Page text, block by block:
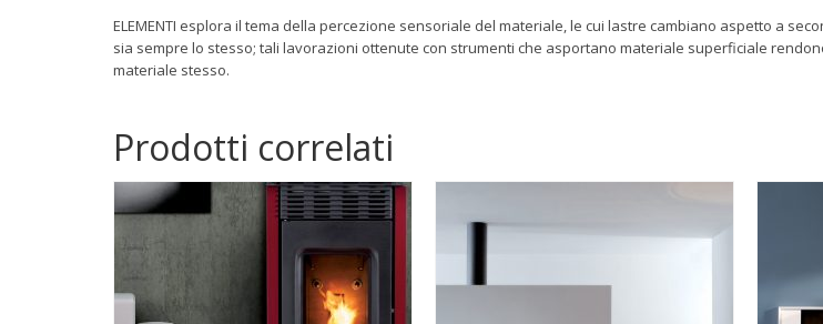
ELEMENTI esplora il tema della percezione sensoriale del materiale, le cui lastre cambiano aspetto a
sia sempre lo stesso; tali lavorazioni ottenute con strumenti che asportano materiale superficiale
materiale stesso.
Prodotti correlati